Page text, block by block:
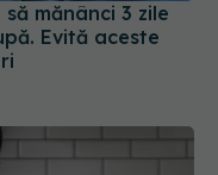
mănânci 3 zile
Evită aceste